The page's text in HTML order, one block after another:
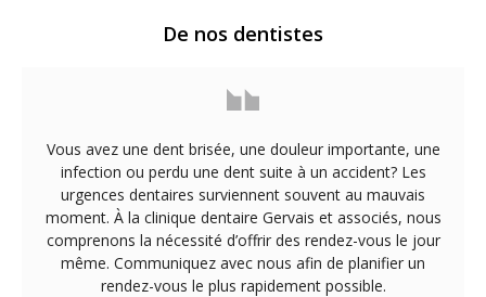
De nos dentistes
Vous avez une dent brisée, une douleur importante, une
infection ou perdu une dent suite à un accident? Les
urgences dentaires surviennent souvent au mauvais
moment. À la clinique dentaire Gervais et associés, nous
comprenons la nécessité d’offrir des rendez-vous le jour
même. Communiquez avec nous afin de planifier un
rendez-vous le plus rapidement possible.